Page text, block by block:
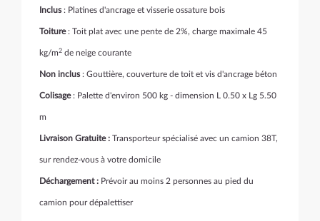
Inclus: Platines d'ancrage et visserie ossature bois
Toiture: Toit plat avec une pente de 2%, charge maximale 45
kg/m2 de neige courante
Non inclus: Gouttière, couverture de toit et vis d'ancrage béton
Colisage: Palette d'environ 500 kg - dimension L 0.50 x Lg 5.50
m
Livraison Gratuite : Transporteur spécialisé avec un camion 38T,
sur rendez-vous à votre domicile
Déchargement : Prévoir au moins 2 personnes au pied du
camion pour dépalettiser